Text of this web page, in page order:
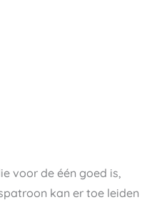
voor de één goed is,
kan er toe leiden